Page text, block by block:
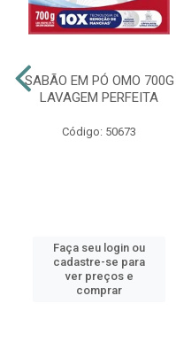
SABÃO EM PÓ OMO 700G
LAVAGEM PERFEITA
Código: 50673
Faça seu login ou
cadastre-se para
ver preços e
comprar